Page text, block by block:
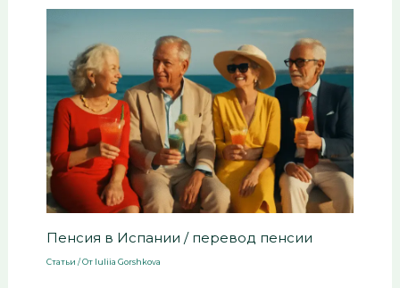
Пенсия в Испании / перевод пенсии
Статьи / От Iuliia Gorshkova